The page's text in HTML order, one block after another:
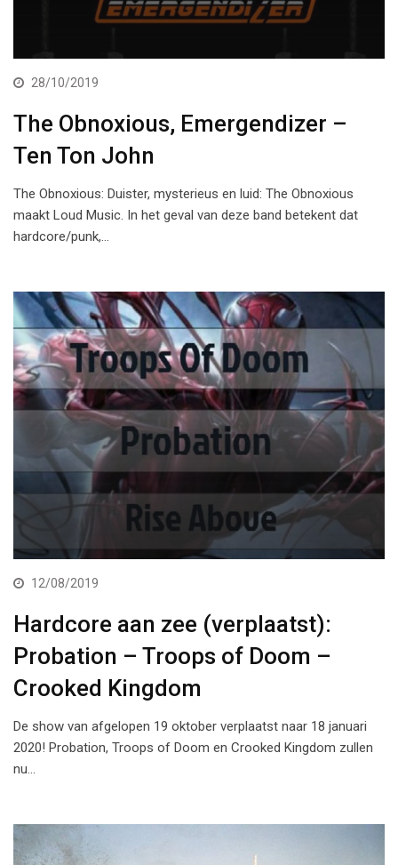
28/10/2019
The Obnoxious, Emergendizer –
Ten Ton John
The Obnoxious: Duister, mysterieus en luid: The Obnoxious
maakt Loud Music. In het geval van deze band betekent dat
hardcore/punk,…
12/08/2019
Hardcore aan zee (verplaatst):
Probation – Troops of Doom –
Crooked Kingdom
De show van afgelopen 19 oktober verplaatst naar 18 januari
2020! Probation, Troops of Doom en Crooked Kingdom zullen
nu…